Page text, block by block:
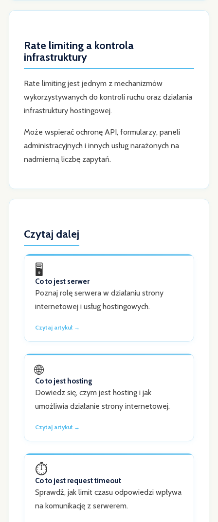
Rate limiting a kontrola
infrastruktury
Rate limiting jest jednym z mechanizmów
wykorzystywanych do kontroli ruchu oraz działania
infrastruktury hostingowej.
Może wspierać ochronę API, formularzy, paneli
administracyjnych i innych usług narażonych na
nadmierną liczbę zapytań.
Czytaj dalej
🖥️
Co to jest serwer
Poznaj rolę serwera w działaniu strony
internetowej i usług hostingowych.
Czytaj artykuł →
🌐
Co to jest hosting
Dowiedz się, czym jest hosting i jak
umożliwia działanie strony internetowej.
Czytaj artykuł →
⏱️
Co to jest request timeout
Sprawdź, jak limit czasu odpowiedzi wpływa
na komunikację z serwerem.